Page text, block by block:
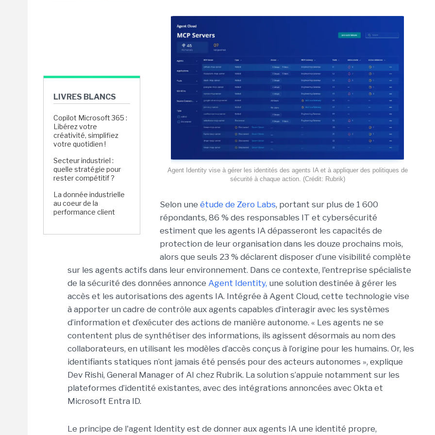
LIVRES BLANCS
Copilot Microsoft 365 :
Libérez votre
créativité, simplifiez
votre quotidien !
Secteur industriel :
quelle stratégie pour
rester compétitif ?
La donnée industrielle
au coeur de la
performance client
Agent Identity vise à gérer les identités des agents IA et à appliquer des politiques de
sécurité à chaque action. (Crédit: Rubrik)
Selon une étude de Zero Labs, portant sur plus de 1 600
répondants, 86 % des responsables IT et cybersécurité
estiment que les agents IA dépasseront les capacités de
protection de leur organisation dans les douze prochains mois,
alors que seuls 23 % déclarent disposer d’une visibilité complète
sur les agents actifs dans leur environnement. Dans ce contexte, l'entreprise spécialiste
de la sécurité des données annonce Agent Identity, une solution destinée à gérer les
accès et les autorisations des agents IA. Intégrée à Agent Cloud, cette technologie vise
à apporter un cadre de contrôle aux agents capables d’interagir avec les systèmes
d’information et d’exécuter des actions de manière autonome. « Les agents ne se
contentent plus de synthétiser des informations, ils agissent désormais au nom des
collaborateurs, en utilisant les modèles d’accès conçus à l’origine pour les humains. Or, les
identifiants statiques n’ont jamais été pensés pour des acteurs autonomes », explique
Dev Rishi, General Manager of AI chez Rubrik. La solution s’appuie notamment sur les
plateformes d’identité existantes, avec des intégrations annoncées avec Okta et
Microsoft Entra ID.
Le principe de l'agent Identity est de donner aux agents IA une identité propre,